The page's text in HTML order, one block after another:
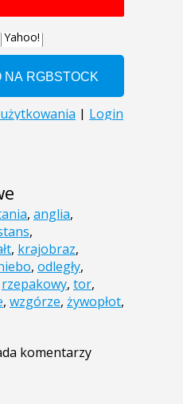
, anglia,
,
, krajobraz,
, odległy,
rzepakowy, tor,
, wzgórze, żywopłot,
komentarzy